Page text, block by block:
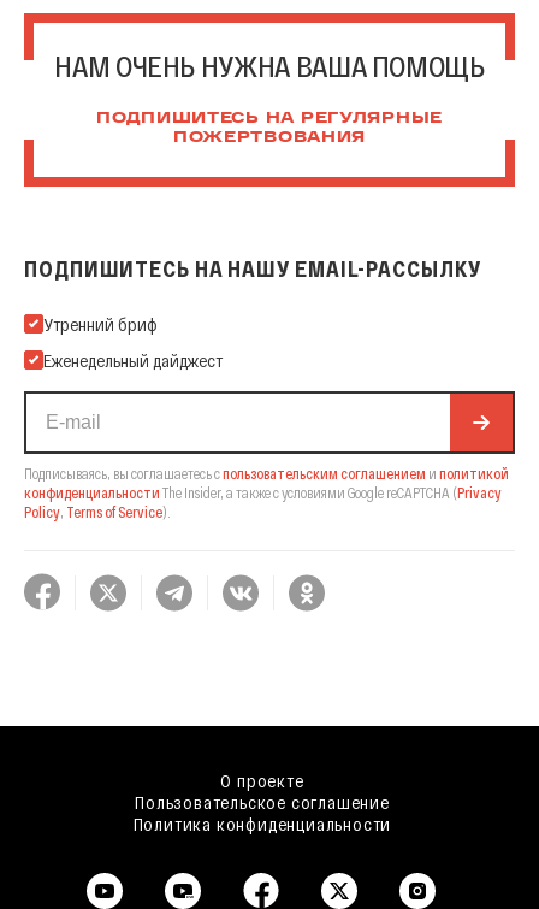
НАМ ОЧЕНЬ НУЖНА ВАША ПОМОЩЬ
ПОДПИШИТЕСЬ НА РЕГУЛЯРНЫЕ
ПОЖЕРТВОВАНИЯ
ПОДПИШИТЕСЬ НА НАШУ EMAIL-РАССЫЛКУ
Подпишитесь на нашу Email-рассылку
Утренний бриф
Еженедельный дайджест
Подписываясь, вы соглашаетесь спользовательским соглашением и политикой
конфиденциальности The Insider, а также с условиями Google reCAPTCHA (Privacy
Policy, Terms of Service).
О проекте
Пользовательское соглашение
Политика конфиденциальности